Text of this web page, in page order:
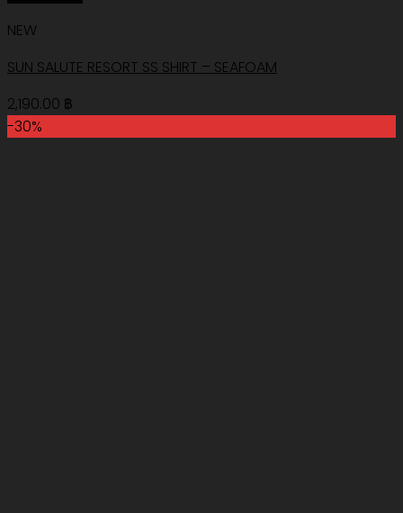
NEW
SUN SALUTE RESORT SS SHIRT – SEAFOAM
2,190.00 ฿
-30%